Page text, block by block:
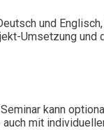
und
Umsetzung und
kann
mit